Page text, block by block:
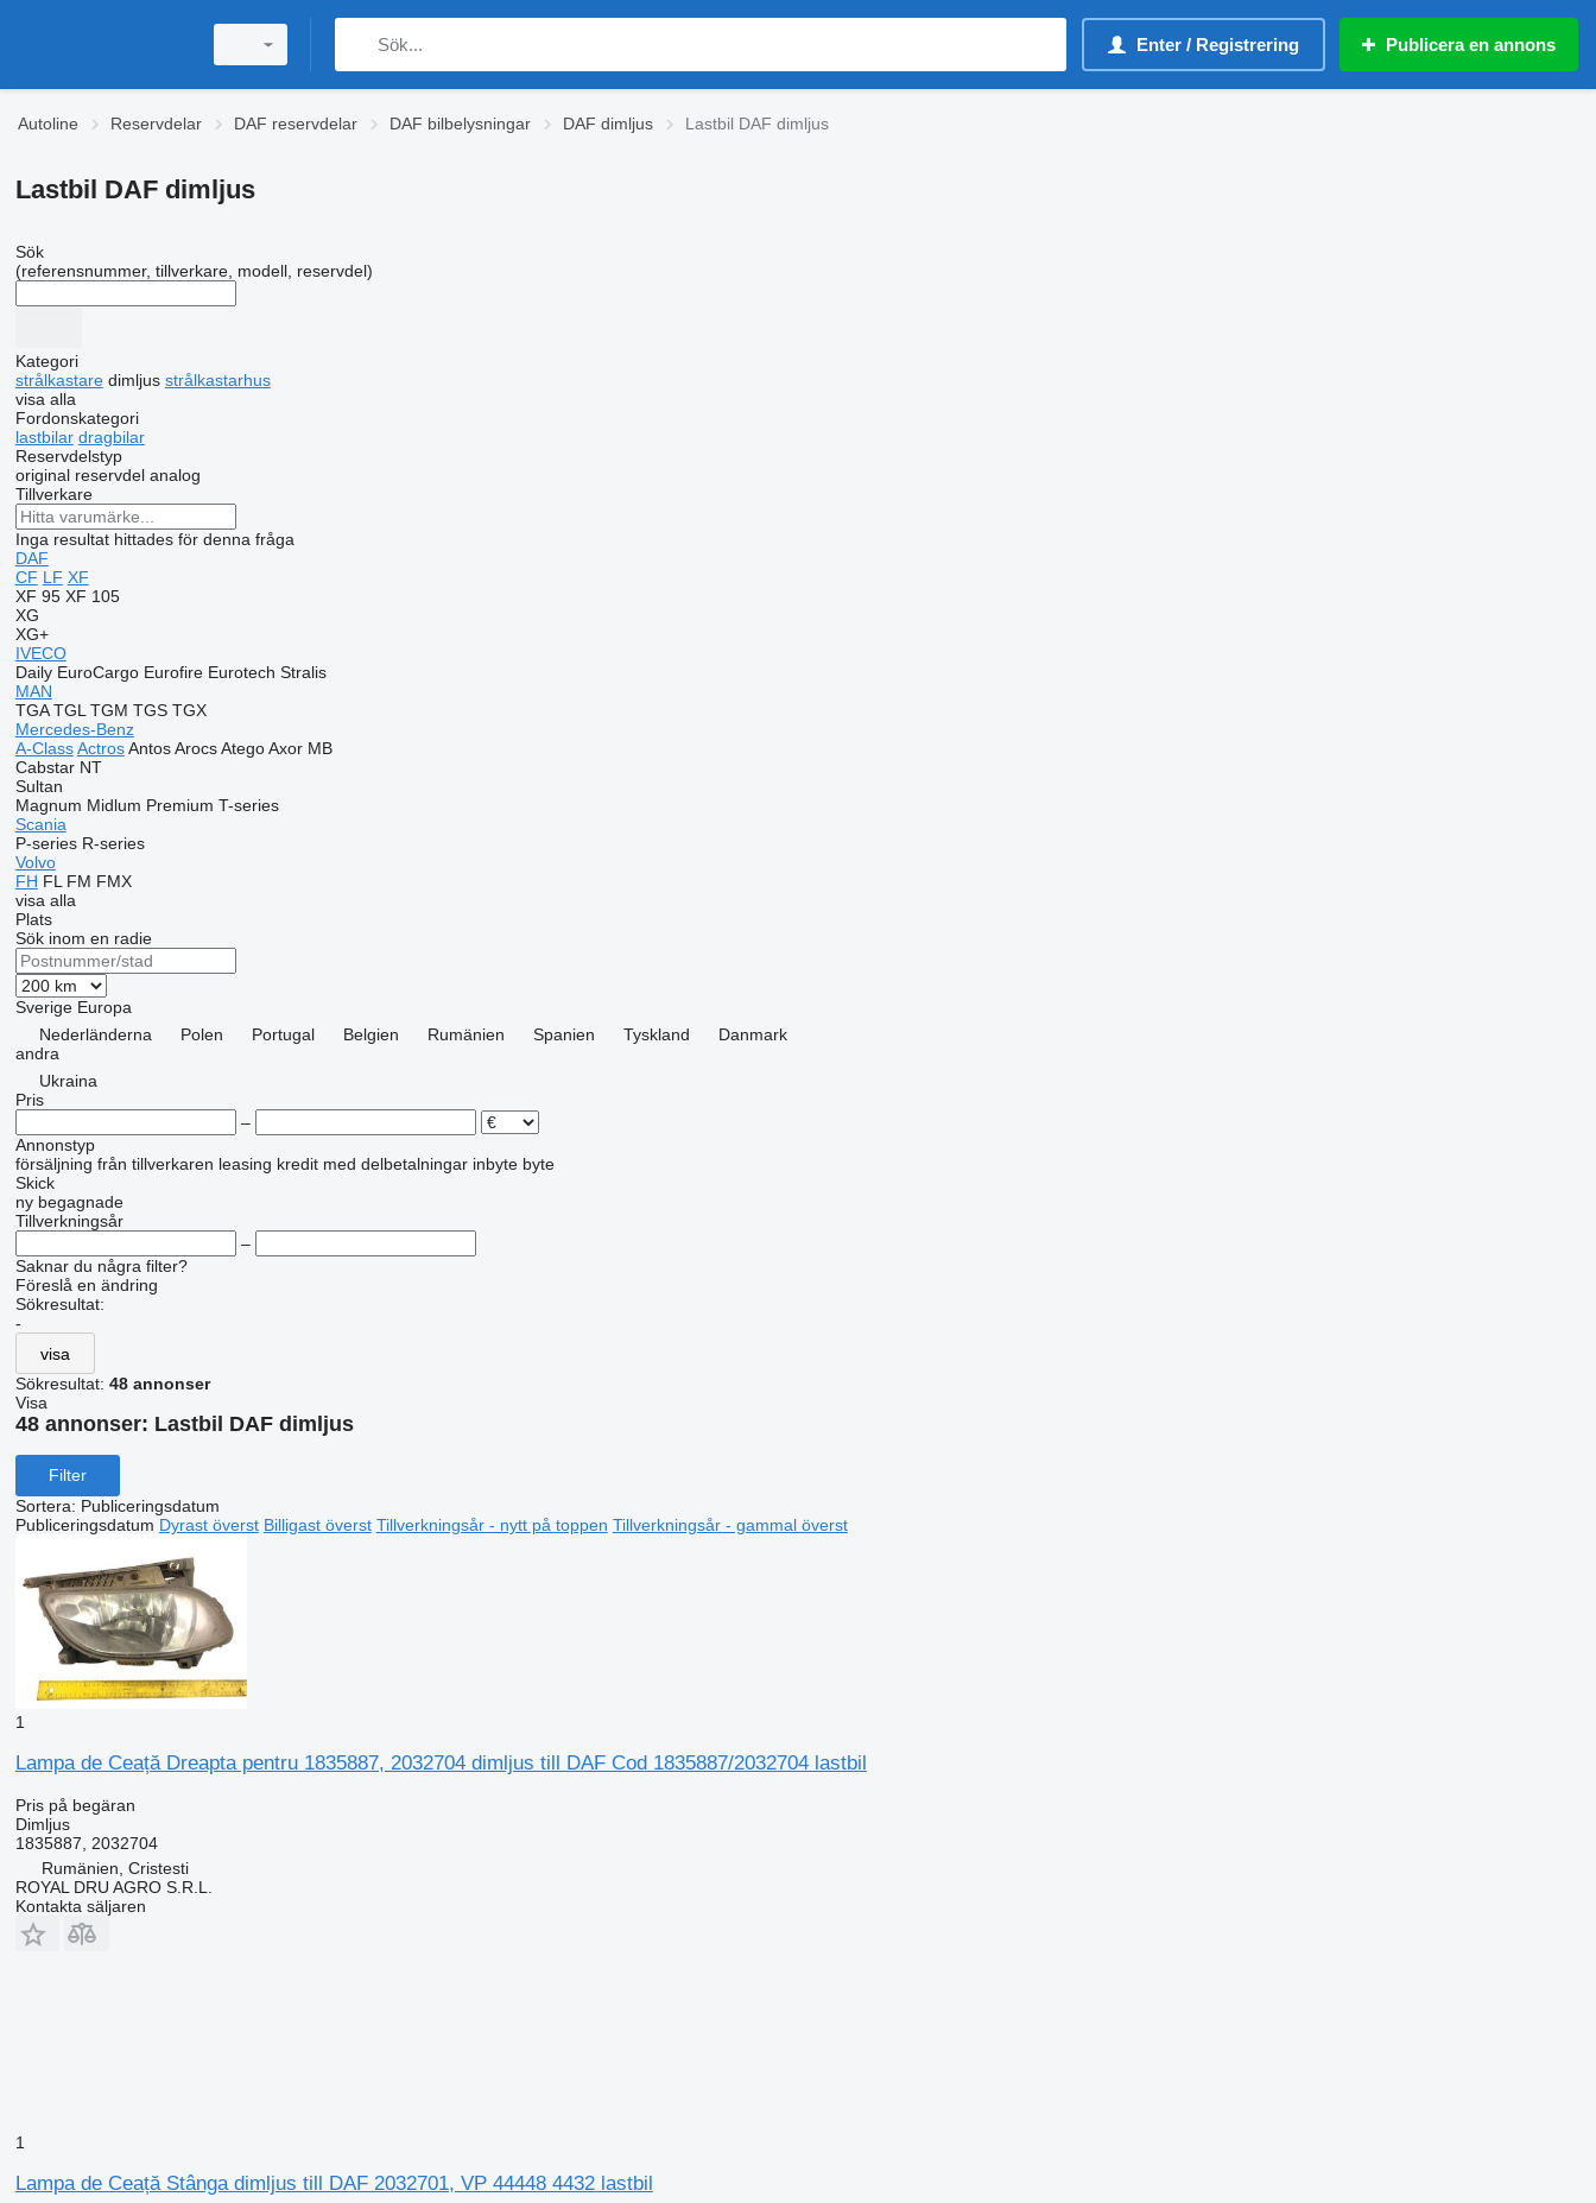
Enter / Registrering Publicera en annons
Autoline Reservdelar DAF reservdelar DAF bilbelysningar DAF dimljus Lastbil DAF dimljus
Lastbil DAF dimljus
Sök
(referensnummer, tillverkare, modell, reservdel)
Kategori
strålkastare dimljus strålkastarhus
visa alla
Fordonskategori
lastbilar dragbilar
Reservdelstyp
original reservdel analog
Tillverkare
Inga resultat hittades för denna fråga
DAF
CF LF XF
XF 95 XF 105
XG
XG+
IVECO
Daily EuroCargo Eurofire Eurotech Stralis
MAN
TGA TGL TGM TGS TGX
Mercedes-Benz
A-Class Actros Antos Arocs Atego Axor MB
Cabstar NT
Sultan
Magnum Midlum Premium T-series
Scania
P-series R-series
Volvo
FH FL FM FMX
visa alla
Plats
Sök inom en radie
Sverige Europa
Nederländerna
Polen Portugal Belgien Rumänien Spanien Tyskland
Danmark
andra
Ukraina
Pris
–
Annonstyp
försäljning från tillverkaren leasing kredit med delbetalningar inbyte byte
Skick
ny begagnade
Tillverkningsår
–
Saknar du några filter?
Föreslå en ändring
Sökresultat:
-
visa
Sökresultat: 48 annonser
Visa
48 annonser: Lastbil DAF dimljus
Filter
Sortera: Publiceringsdatum
Publiceringsdatum Dyrast överst Billigast överst Tillverkningsår - nytt på toppen Tillverkningsår - gammal överst
1
Lampa de Ceață Dreapta pentru 1835887, 2032704 dimljus till DAF Cod 1835887/2032704 lastbil
Pris på begäran
Dimljus
1835887, 2032704
Rumänien, Cristesti
ROYAL DRU AGRO S.R.L.
Kontakta säljaren
1
Lampa de Ceață Stânga dimljus till DAF 2032701, VP 44448 4432 lastbil